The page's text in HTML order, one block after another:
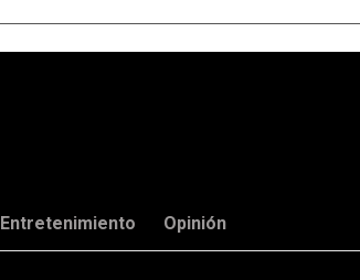
Entretenimiento Opinión